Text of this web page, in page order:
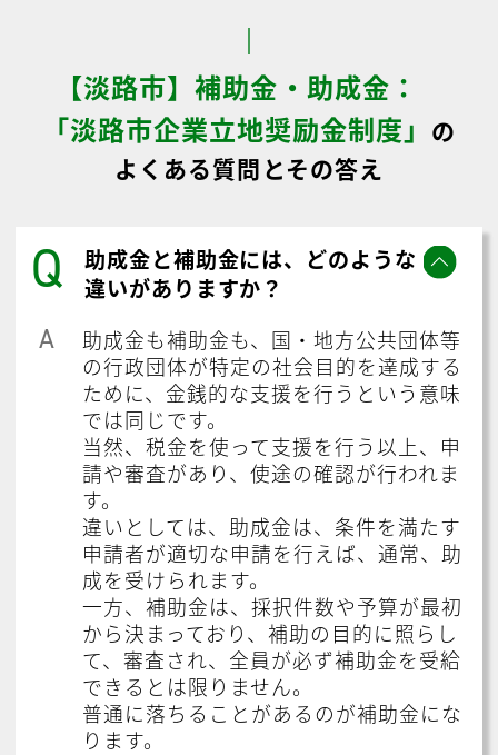
【淡路市】補助金・助成金：
「淡路市企業立地奨励金制度」 の
よくある質問とその答え
Q
助成金と補助金には、どのような
違いがありますか？
A
助成金も補助金も、国・地方公共団体等
の行政団体が特定の社会目的を達成する
ために、金銭的な支援を行うという意味
では同じです。
当然、税金を使って支援を行う以上、申
請や審査があり、使途の確認が行われま
す。
違いとしては、助成金は、条件を満たす
申請者が適切な申請を行えば、通常、助
成を受けられます。
一方、補助金は、採択件数や予算が最初
から決まっており、補助の目的に照らし
て、審査され、全員が必ず補助金を受給
できるとは限りません。
普通に落ちることがあるのが補助金にな
ります。